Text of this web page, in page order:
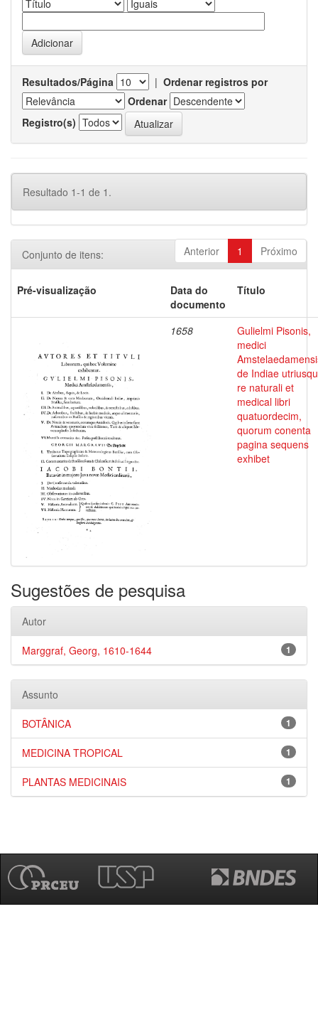
Resultados/Página | Ordenar registros por
Ordenar
Registro(s)
Resultado 1-1 de 1.
Anterior 1 Próximo
Conjunto de itens:
Pré-visualização
Data do
documento
Título
1658
Gulielmi Pisonis,
medici
de Indiae
re naturali et
medical libri
quatuordecim,
quorum conenta
pagina sequens
exhibet
Sugestões de pesquisa
Autor
1
Marggraf, Georg, 1610-1644
Assunto
1
BOTÂNICA
1
MEDICINA TROPICAL
1
PLANTAS MEDICINAIS